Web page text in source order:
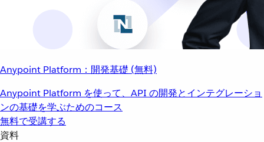
Anypoint Platform：開発基礎 (無料)
Anypoint Platform を使って、API の開発とインテグレーショ
ンの基礎を学ぶためのコース
無料で受講する
資料